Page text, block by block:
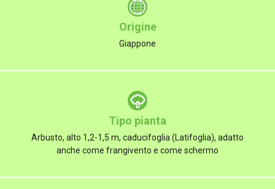
Origine
Giappone
Tipo pianta
Arbusto, alto 1,2-1,5 m, caducifoglia (Latifoglia), adatto
anche come frangivento e come schermo